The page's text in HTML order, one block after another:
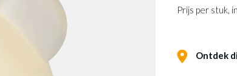
Prijs per stuk,
Ontdek